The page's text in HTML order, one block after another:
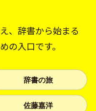
、辞書から始まる
の入口です。
辞書の旅
佐藤嘉洋